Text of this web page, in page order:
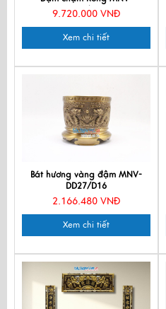
DD18/40-2
9.720.000 VNĐ
Xem chi tiết
Bát hương vàng đậm MNV-
DD27/D16
2.166.480 VNĐ
Xem chi tiết